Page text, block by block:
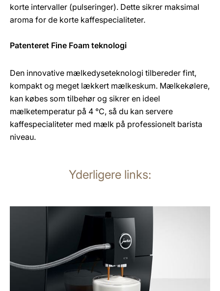
korte intervaller (pulseringer). Dette sikrer maksimal
aroma for de korte kaffespecialiteter.
Patenteret Fine Foam teknologi
Den innovative mælkedyseteknologi tilbereder fint,
kompakt og meget lækkert mælkeskum. Mælkekølere,
kan købes som tilbehør og sikrer en ideel
mælketemperatur på 4 °C, så du kan servere
kaffespecialiteter med mælk på professionelt barista
niveau.
Yderligere links: